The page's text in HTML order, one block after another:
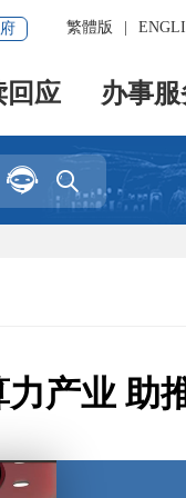
繁體版
回应 办事


产业 助